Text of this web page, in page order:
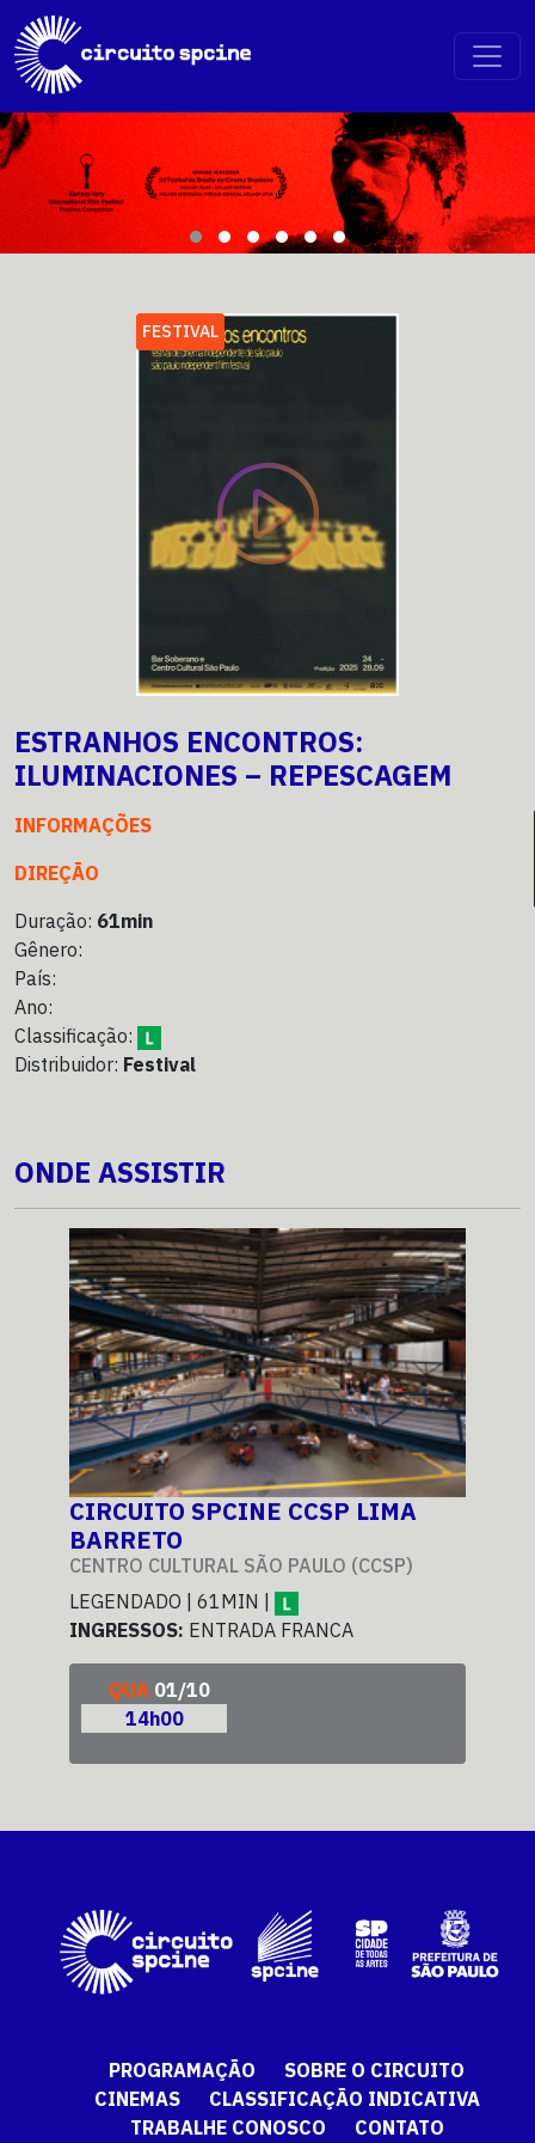
FESTIVAL
ESTRANHOS ENCONTROS:
ILUMINACIONES – REPESCAGEM
INFORMAÇÕES
DIREÇÃO
Duração: 61min
Gênero:
País:
Ano:
Classificação:
Distribuidor: Festival
ONDE ASSISTIR
CIRCUITO SPCINE CCSP LIMA
BARRETO
CENTRO CULTURAL SÃO PAULO (CCSP)
LEGENDADO | 61MIN |
INGRESSOS: ENTRADA FRANCA
QUA 01/10
14h00
PROGRAMAÇÃO
SOBRE O CIRCUITO
CINEMAS
CLASSIFICAÇÃO INDICATIVA
TRABALHE CONOSCO
CONTATO